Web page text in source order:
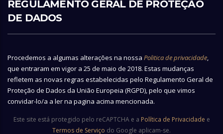
REGULAMENTO GERAL DE PROTEÇÃO
DE DADOS
Procedemos a algumas alterações na nossa Politica de privacidade,
que entraram em vigor a 25 de maio de 2018. Estas mudanças
refletem as novas regras estabelecidas pelo Regulamento Geral de
Proteção de Dados da União Europeia (RGPD), pelo que vimos
convidar-lo/a a ler na pagina acima mencionada.
Este site está protegido pelo reCAPTCHA e a Política de Privacidade e
Termos de Serviço do Google aplicam-se.